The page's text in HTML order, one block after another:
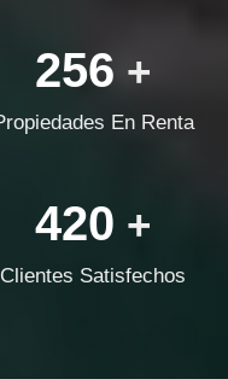
256 +
En Renta
420 +
Clientes Satisfechos